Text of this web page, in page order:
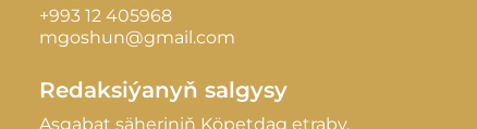
+993 12 405968
mgoshun@gmail.com
Redaksiýanyň salgysy
Aşgabat şäheriniň Köpetdag etraby,